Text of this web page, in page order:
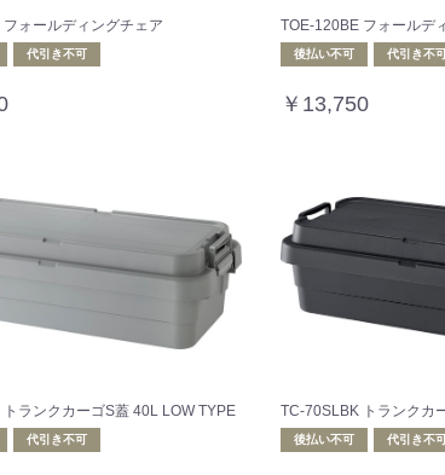
ォールディングチェア
代引き不可
TOE-120BE フォールデ
後払い不可 代引き不
￥13,750
ランクカーゴS蓋 40L LOW TYPE
代引き不可
TC-70SLBK トランクカ
後払い不可 代引き不